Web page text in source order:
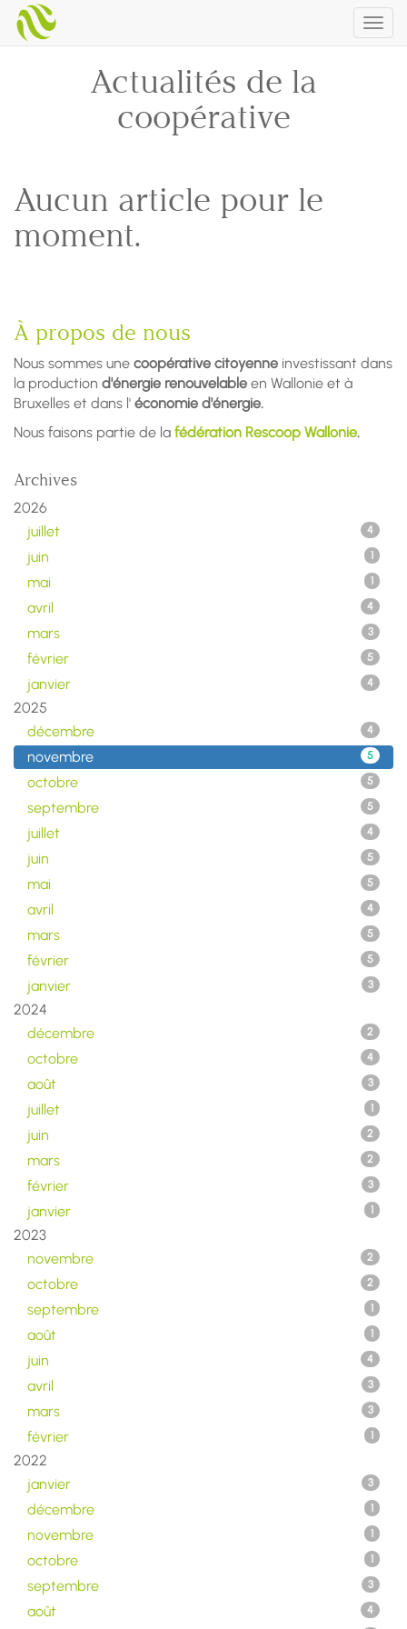
Actualités de la
coopérative
Aucun article pour le
moment.
À propos de nous
Nous sommes une coopérative citoyenne investissant dans
la production d'énergie renouvelable en Wallonie et à
Bruxelles et dans l' économie d'énergie.
Nous faisons partie de la fédération Rescoop Wallonie.
Archives
2026
juillet
4
juin 1
mai 1
avril 4
mars 3
février 5
janvier 4
2025
décembre
4
novembre 5
octobre 5
septembre 5
juillet 4
juin 5
mai 5
avril 4
mars 5
février 5
janvier 3
2024
décembre
2
octobre 4
août 3
juillet 1
juin 2
mars 2
février 3
janvier 1
2023
novembre
2
octobre 2
septembre 1
août 1
juin 4
avril 3
mars 3
février 1
2022
janvier
3
décembre 1
novembre 1
octobre 1
septembre 3
août 4